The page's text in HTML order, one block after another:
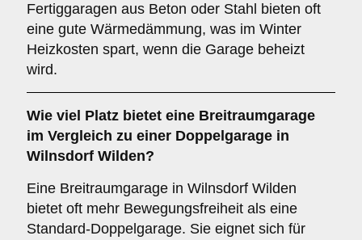
Fertiggaragen aus Beton oder Stahl bieten oft
eine gute Wärmedämmung, was im Winter
Heizkosten spart, wenn die Garage beheizt
wird.
Wie viel Platz bietet eine Breitraumgarage
im Vergleich zu einer Doppelgarage in
Wilnsdorf Wilden?
Eine Breitraumgarage in Wilnsdorf Wilden
bietet oft mehr Bewegungsfreiheit als eine
Standard-Doppelgarage. Sie eignet sich für